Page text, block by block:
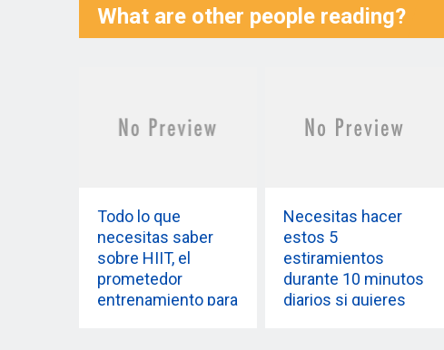
What are other people reading?
Todo lo que
necesitas saber
sobre HIIT, el
prometedor
entrenamiento para
Necesitas hacer
estos 5
estiramientos
durante 10 minutos
diarios si quieres